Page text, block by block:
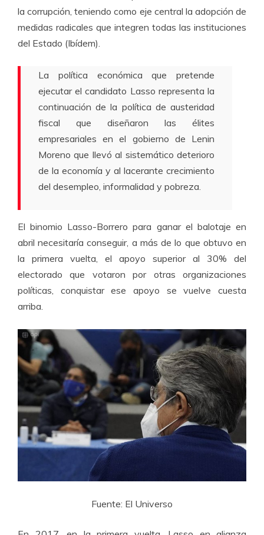
la corrupción, teniendo como eje central la adopción de
medidas radicales que integren todas las instituciones
del Estado (Ibídem).
La política económica que pretende
ejecutar el candidato Lasso representa la
continuación de la política de austeridad
fiscal que diseñaron las élites
empresariales en el gobierno de Lenin
Moreno que llevó al sistemático deterioro
de la economía y al lacerante crecimiento
del desempleo, informalidad y pobreza.
El binomio Lasso-Borrero para ganar el balotaje en
abril necesitaría conseguir, a más de lo que obtuvo en
la primera vuelta, el apoyo superior al 30% del
electorado que votaron por otras organizaciones
políticas, conquistar ese apoyo se vuelve cuesta
arriba.
Fuente: El Universo